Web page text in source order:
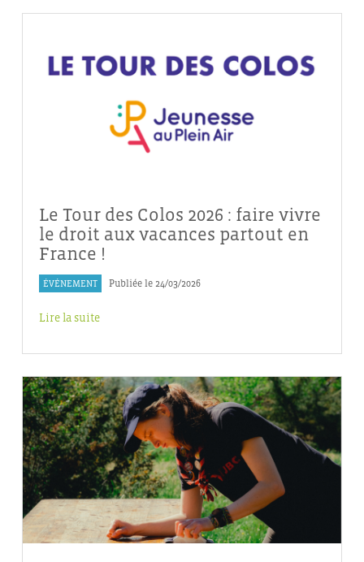
Le Tour des Colos 2026 : faire vivre
le droit aux vacances partout en
France !
ÉVÉNEMENT Publiée le 24/03/2026
Lire la suite